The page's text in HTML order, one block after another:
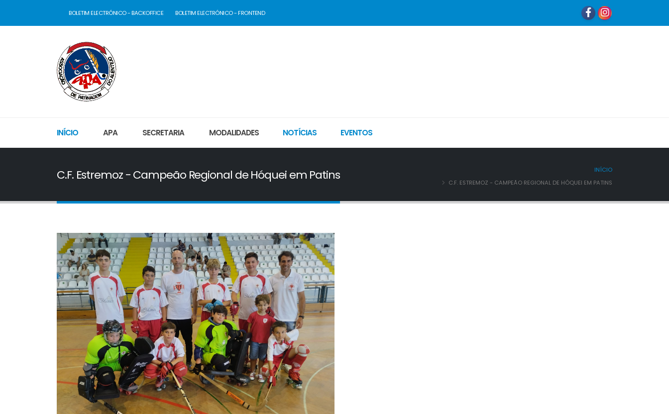
BOLETIM ELECTRÓNICO - BACKOFFICE BOLETIM ELECTRÓNICO - FRONTEND
INÍCIO APA SECRETARIA MODALIDADES NOTÍCIAS EVENTOS
C.F. Estremoz - Campeão Regional de Hóquei em Patins
INÍCIO
C.F. ESTREMOZ - CAMPEÃO REGIONAL DE HÓQUEI EM PATINS